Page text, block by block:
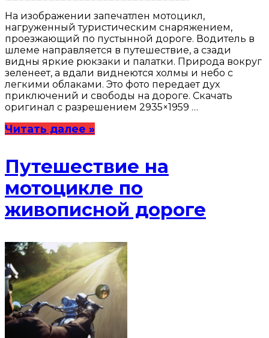
На изображении запечатлен мотоцикл,
нагруженный туристическим снаряжением,
проезжающий по пустынной дороге. Водитель в
шлеме направляется в путешествие, а сзади
видны яркие рюкзаки и палатки. Природа вокруг
зеленеет, а вдали виднеются холмы и небо с
легкими облаками. Это фото передает дух
приключений и свободы на дороге. Скачать
оригинал с разрешением 2935×1959 …
Читать далее »
Путешествие на
мотоцикле по
живописной дороге